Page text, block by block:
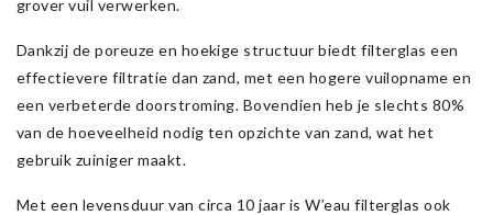
grover vuil verwerken.
Dankzij de poreuze en hoekige structuur biedt filterglas een
effectievere filtratie dan zand, met een hogere vuilopname en
een verbeterde doorstroming. Bovendien heb je slechts 80%
van de hoeveelheid nodig ten opzichte van zand, wat het
gebruik zuiniger maakt.
Met een levensduur van circa 10 jaar is W’eau filterglas ook